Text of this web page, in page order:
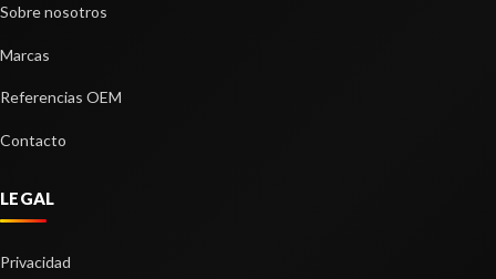
Sobre nosotros
Marcas
Referencias OEM
Contacto
LEGAL
Privacidad